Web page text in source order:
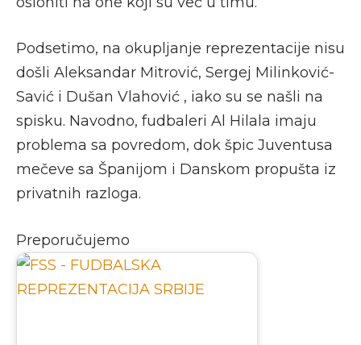
Podsetimo, na okupljanje reprezentacije nisu
došli Aleksandar Mitrović, Sergej Milinković-
Savić i Dušan Vlahović , iako su se našli na
spisku. Navodno, fudbaleri Al Hilala imaju
problema sa povredom, dok špic Juventusa
mečeve sa Španijom i Danskom propušta iz
privatnih razloga.
Preporučujemo